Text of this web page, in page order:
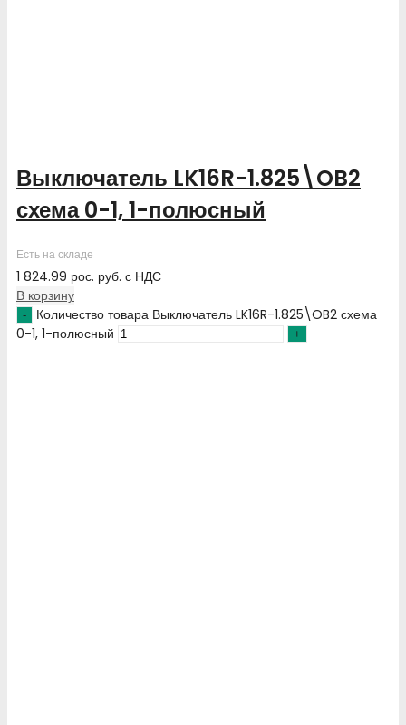
Выключатель LK16R-1.825\OB2
схема 0-1, 1-полюсный
Есть на складе
1 824.99 рос. руб. с НДС
В корзину
Количество товара Выключатель LK16R-1.825\OB2 схема
0-1, 1-полюсный